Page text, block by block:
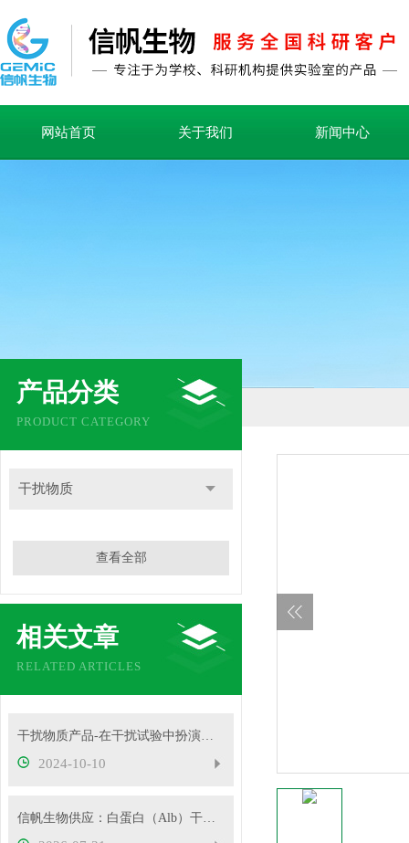
网站首页 关于我们 新闻中心
产品分类
PRODUCT CATEGORY
干扰物质
查看全部
相关文章
RELATED ARTICLES
干扰物质产品-在干扰试验中扮演着重要角色
2024-10-10
信帆生物供应：白蛋白（Alb）干扰物质